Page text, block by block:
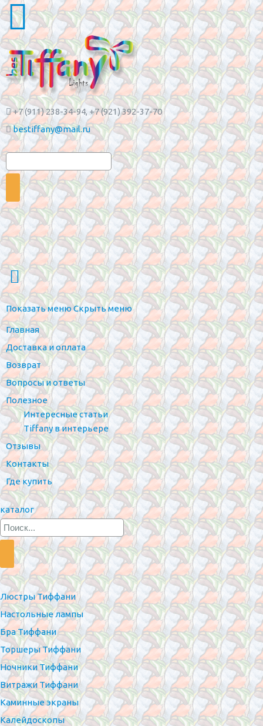
+7 (911) 238-34-94, +7 (921) 392-37-70
bestiffany@mail.ru
Показать менюСкрыть меню
Главная
Доставка и оплата
Возврат
Вопросы и ответы
Полезное
Интересные статьи
Tiffany в интерьере
Отзывы
Контакты
Где купить
каталог
Люстры Тиффани
Настольные лампы
Бра Тиффани
Торшеры Тиффани
Ночники Тиффани
Витражи Тиффани
Каминные экраны
Калейдоскопы